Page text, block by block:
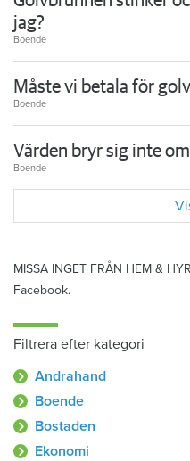
jag?
Boende
Måste vi betala för
Boende
Värden bryr sig inte
Boende
MISSA INGET FRÅN HEM &
Facebook.
Filtrera efter kategori
Andrahand
Boende
Bostaden
Ekonomi